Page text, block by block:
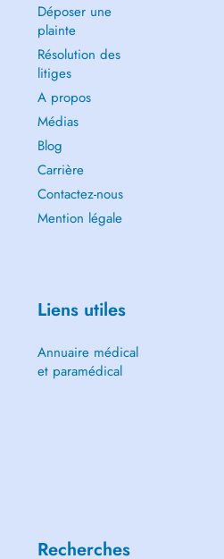
Déposer une
plainte
Résolution des
litiges
A propos
Médias
Blog
Carrière
Contactez-nous
Mention légale
Liens utiles
Annuaire médical
et paramédical
Recherches